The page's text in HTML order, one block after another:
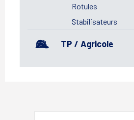
Rotules
Stabilisateurs
TP / Agricole